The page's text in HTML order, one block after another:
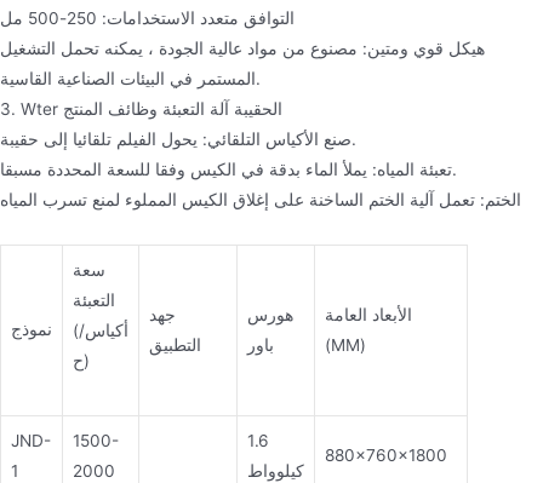
التوافق متعدد الاستخدامات: 250-500 مل
هيكل قوي ومتين: مصنوع من مواد عالية الجودة ، يمكنه تحمل التشغيل
المستمر في البيئات الصناعية القاسية.
3. Wter الحقيبة آلة التعبئة وظائف المنتج
صنع الأكياس التلقائي: يحول الفيلم تلقائيا إلى حقيبة.
تعبئة المياه: يملأ الماء بدقة في الكيس وفقا للسعة المحددة مسبقا.
الختم: تعمل آلية الختم الساخنة على إغلاق الكيس المملوء لمنع تسرب المياه
نموذج
سعة
التعبئة
(أكياس/
ح)
جهد
التطبيق
هورس
باور
الأبعاد العامة
(MM)
JND-
1
1500-
2000
1.6
كيلوواط
880×760×1800